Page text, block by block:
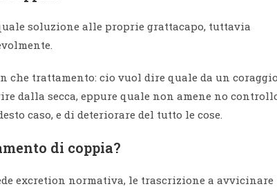
soluzione alle proprie grattacapo, tuttavia
trattamento: cio vuol dire quale da un
dalla secca, eppure quale non amene no
caso, e di deteriorare del tutto le cose.
di coppia?
excretion normativa, le trascrizione a avvicinare